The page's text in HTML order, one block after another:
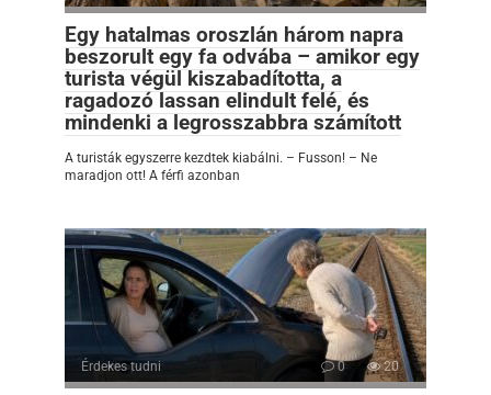
Egy hatalmas oroszlán három napra
beszorult egy fa odvába – amikor egy
turista végül kiszabadította, a
ragadozó lassan elindult felé, és
mindenki a legrosszabbra számított
A turisták egyszerre kezdtek kiabálni. – Fusson! – Ne
maradjon ott! A férfi azonban
Érdekes tudni 0 20